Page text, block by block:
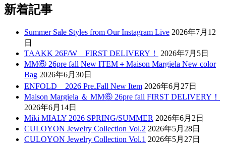
新着記事
Summer Sale Styles from Our Instagram Live 2026年7月12
日
TAAKK 26F/W FIRST DELIVERY！
2026年7月5日
MM⑥ 26pre fall New ITEM＋Maison Margiela New color
Bag 2026年6月30日
ENFOLD 2026 Pre₋Fall New Item 2026年6月27日
Maison Margiela ＆ MM⑥ 26pre fall FIRST DELIVERY！
2026年6月14日
Miki MIALY 2026 SPRING/SUMMER 2026年6月2日
CULOYON Jewelry Collection Vol.2 2026年5月28日
CULOYON Jewelry Collection Vol.1 2026年5月27日